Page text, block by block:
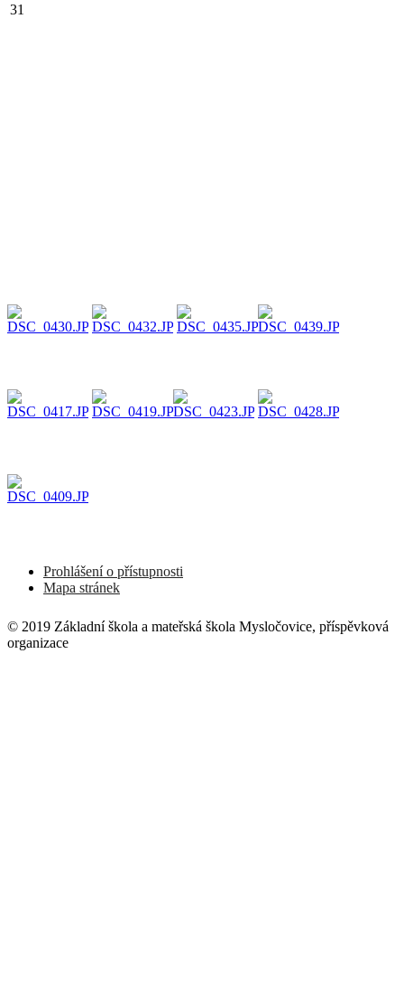
31
Prohlášení o přístupnosti
Mapa stránek
© 2019 Základní škola a mateřská škola Mysločovice, příspěvková
organizace